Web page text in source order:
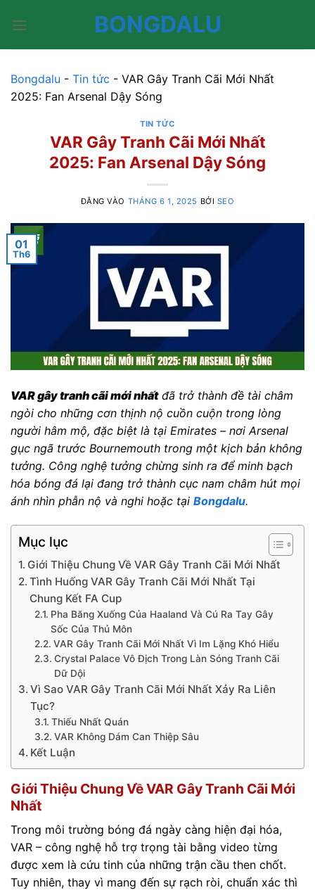
qua
BONGDALU
Bongdalu - Tin tức - VAR Gây Tranh Cãi Mới Nhất
2025: Fan Arsenal Dậy Sóng
TIN TỨC
VAR Gây Tranh Cãi Mới Nhất
2025: Fan Arsenal Dậy Sóng
ĐĂNG VÀO THÁNG 6 1, 2025 BỞI SEO
01
Th6
VAR gây tranh cãi mới nhấtđã trở thành đề tài châm
ngòi cho những cơn thịnh nộ cuồn cuộn trong lòng
người hâm mộ, đặc biệt là tại Emirates – nơi Arsenal
gục ngã trước Bournemouth trong một kịch bản không
tưởng. Công nghệ tưởng chừng sinh ra để minh bạch
hóa bóng đá lại đang trở thành cục nam châm hút mọi
ánh nhìn phẫn nộ và nghi hoặc tại Bongdalu.
Mục lục
Giới Thiệu Chung Về VAR Gây Tranh Cãi Mới Nhất
Tình Huống VAR Gây Tranh Cãi Mới Nhất Tại
Chung Kết FA Cup
Pha Băng Xuống Của Haaland Và Cú Ra Tay Gây
Sốc Của Thủ Môn
VAR Gây Tranh Cãi Mới Nhất Vì Im Lặng Khó Hiểu
Crystal Palace Vô Địch Trong Làn Sóng Tranh Cãi
Dữ Dội
Vì Sao VAR Gây Tranh Cãi Mới Nhất Xảy Ra Liên
Tục?
Thiếu Nhất Quán
VAR Không Dám Can Thiệp Sâu
Kết Luận
Giới Thiệu Chung Về VAR Gây Tranh Cãi Mới
Nhất
Trong môi trường bóng đá ngày càng hiện đại hóa,
VAR – công nghệ hỗ trợ trọng tài bằng video từng
được xem là cứu tinh của những trận cầu then chốt.
Tuy nhiên, thay vì mang đến sự rạch ròi, chuẩn xác thì